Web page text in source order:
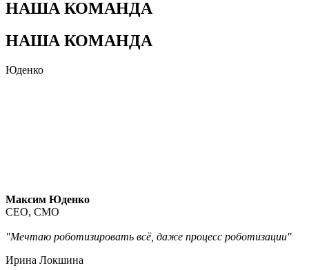
НАША КОМАНДА
НАША КОМАНДА
Юденко
Максим Юденко
CEO, CMO
"Мечтаю роботизировать всё, даже процесс роботизации"
Ирина Локшина